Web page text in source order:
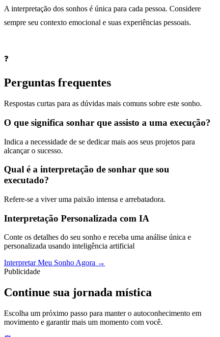
A interpretação dos sonhos é única para cada pessoa. Considere
sempre seu contexto emocional e suas experiências pessoais.
❓
Perguntas frequentes
Respostas curtas para as dúvidas mais comuns sobre este sonho.
O que significa sonhar que assisto a uma execução?
Indica a necessidade de se dedicar mais aos seus projetos para
alcançar o sucesso.
Qual é a interpretação de sonhar que sou
executado?
Refere-se a viver uma paixão intensa e arrebatadora.
Interpretação Personalizada com IA
Conte os detalhes do seu sonho e receba uma análise única e
personalizada usando inteligência artificial
Interpretar Meu Sonho Agora →
Publicidade
Continue sua jornada mística
Escolha um próximo passo para manter o autoconhecimento em
movimento e garantir mais um momento com você.